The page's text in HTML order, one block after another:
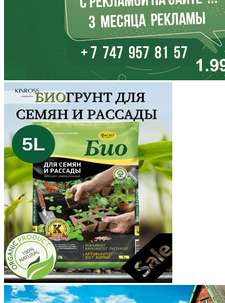
Калмыкия
Калужская область
Камчатский край
Карачаево-Черкесия
Карелия
Кемеровская область
Кировская область
Коми
Корякский округ
Костромская область
Краснодарский край
Красноярский край
Крым
Курганская область
Курская область